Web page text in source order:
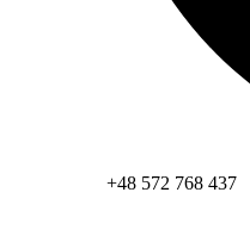
+48 572 768 437